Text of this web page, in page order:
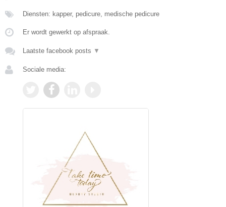
Diensten: kapper, pedicure, medische pedicure
Er wordt gewerkt op afspraak.
Laatste facebook posts ▼
Sociale media: